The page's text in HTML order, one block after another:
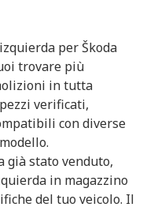
per Škoda
trovare più
in tutta
verificati,
con diverse
già stato venduto,
in magazzino
del tuo veicolo. Il